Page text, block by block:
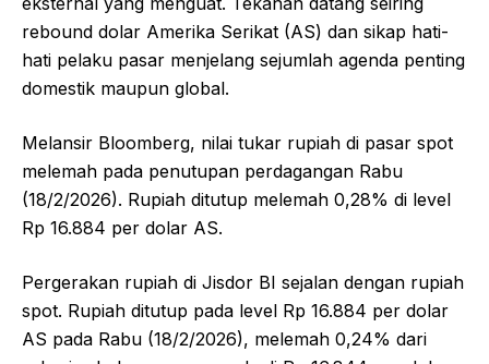
rebound dolar Amerika Serikat (AS) dan sikap hati-
hati pelaku pasar menjelang sejumlah agenda penting
domestik maupun global.
Melansir Bloomberg, nilai tukar rupiah di pasar spot
melemah pada penutupan perdagangan Rabu
(18/2/2026). Rupiah ditutup melemah 0,28% di level
Rp 16.884 per dolar AS.
Pergerakan rupiah di Jisdor BI sejalan dengan rupiah
spot. Rupiah ditutup pada level Rp 16.884 per dolar
AS pada Rabu (18/2/2026), melemah 0,24% dari